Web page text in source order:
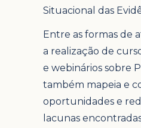
Situacional das
Entre as formas de
a realização de
e webinários sobre
também mapeia e
oportunidades e
lacunas